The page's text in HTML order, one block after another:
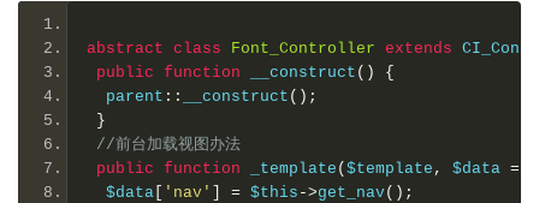
abstract class Font_Controller extends
public function __construct ()
{
  parent
:: __construct ();
}
//前台加载视图办法
public function _template ($template , $data =
  $data
[ 'nav' ] = $this ->get_nav();